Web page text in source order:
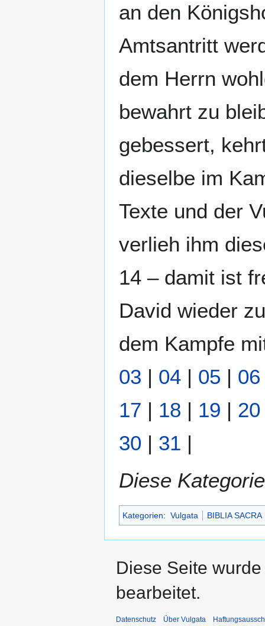
an den
Amtsantritt
dem Herrn
bewahrt zu
gebessert,
dieselbe im
Texte und der
verlieh ihm
14 – damit ist
David wieder
dem Kampfe
03 | 04 | 05 | 06
17 | 18 | 19 | 20
30 | 31 |
Diese
Kategorien: Vulgata BIBLIA SACRA
Diese Seite
bearbeitet.
Datenschutz Über Vulgata